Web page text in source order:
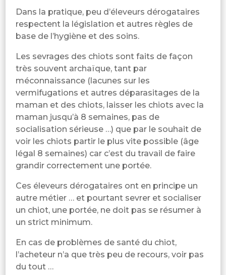
Dans la pratique, peu d’éleveurs dérogataires
respectent la législation et autres règles de
base de l’hygiène et des soins.
Les sevrages des chiots sont faits de façon
très souvent archaïque, tant par
méconnaissance (lacunes sur les
vermifugations et autres déparasitages de la
maman et des chiots, laisser les chiots avec la
maman jusqu’à 8 semaines, pas de
socialisation sérieuse …) que par le souhait de
voir les chiots partir le plus vite possible (âge
légal 8 semaines) car c’est du travail de faire
grandir correctement une portée.
Ces éleveurs dérogataires ont en principe un
autre métier … et pourtant sevrer et socialiser
un chiot, une portée, ne doit pas se résumer à
un strict minimum.
En cas de problèmes de santé du chiot,
l’acheteur n’a que très peu de recours, voir pas
du tout …